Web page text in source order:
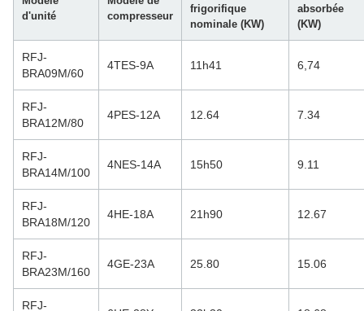
d'unité
compresseur
frigorifique
nominale (KW)
absorbée
(KW)
RFJ-
BRA09M/60
4TES-9A 11h41 6,74
RFJ-
BRA12M/80
4PES-12A 12.64 7.34
RFJ-
BRA14M/100
4NES-14A 15h50 9.11
RFJ-
BRA18M/120
4HE-18A 21h90 12.67
RFJ-
BRA23M/160
4GE-23A 25.80 15.06
RFJ-